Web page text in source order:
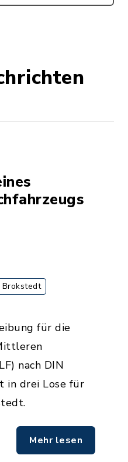
Brokstedt
für die
nach DIN
drei Lose für
Mehr lesen